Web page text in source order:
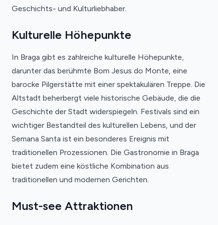
Geschichts- und Kulturliebhaber.
Kulturelle Höhepunkte
In Braga gibt es zahlreiche kulturelle Höhepunkte,
darunter das berühmte Bom Jesus do Monte, eine
barocke Pilgerstätte mit einer spektakulären Treppe. Die
Altstadt beherbergt viele historische Gebäude, die die
Geschichte der Stadt widerspiegeln. Festivals sind ein
wichtiger Bestandteil des kulturellen Lebens, und der
Semana Santa ist ein besonderes Ereignis mit
traditionellen Prozessionen. Die Gastronomie in Braga
bietet zudem eine köstliche Kombination aus
traditionellen und modernen Gerichten.
Must-see Attraktionen